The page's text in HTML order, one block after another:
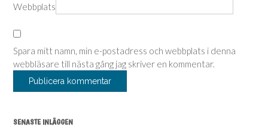
Webbplats
Spara mitt namn, min e-postadress och webbplats i denna
webbläsare till nästa gång jag skriver en kommentar.
SENASTE INLÄGGEN